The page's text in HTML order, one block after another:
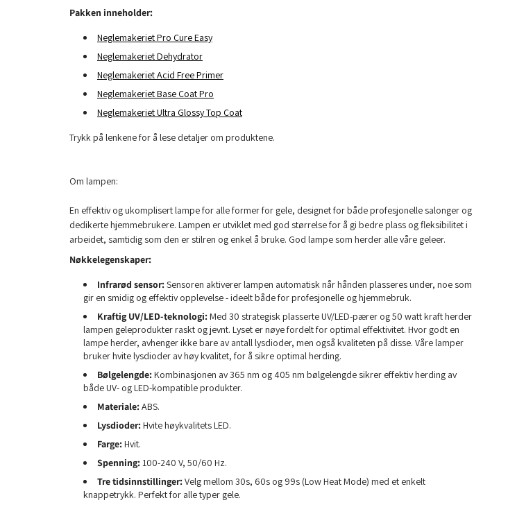
Pakken inneholder:
Neglemakeriet Pro Cure Easy
Neglemakeriet Dehydrator
Neglemakeriet Acid Free Primer
Neglemakeriet Base Coat Pro
Neglemakeriet Ultra Glossy Top Coat
Trykk på lenkene for å lese detaljer om produktene.
Om lampen:
En effektiv og ukomplisert lampe for alle former for gele, designet for både profesjonelle salonger og
dedikerte hjemmebrukere. Lampen er utviklet med god størrelse for å gi bedre plass og fleksibilitet i
arbeidet, samtidig som den er stilren og enkel å bruke. God lampe som herder alle våre geleer.
Nøkkelegenskaper:
Infrarød sensor:Sensoren aktiverer lampen automatisk når hånden plasseres under, noe som
gir en smidig og effektiv opplevelse - ideelt både for profesjonelle og hjemmebruk.
Kraftig UV/LED-teknologi:Med 30 strategisk plasserte UV/LED-pærer og 50 watt kraft herder
lampen geleprodukter raskt og jevnt. Lyset er nøye fordelt for optimal effektivitet. Hvor godt en
lampe herder, avhenger ikke bare av antall lysdioder, men også kvaliteten på disse. Våre lamper
bruker hvite lysdioder av høy kvalitet, for å sikre optimal herding.
Bølgelengde:Kombinasjonen av 365 nm og 405 nm bølgelengde sikrer effektiv herding av
både UV- og LED-kompatible produkter.
Materiale:ABS.
Lysdioder:Hvite høykvalitets LED.
Farge:Hvit.
Spenning:100-240 V, 50/60 Hz.
Tre tidsinnstillinger:Velg mellom 30s, 60s og 99s (Low Heat Mode) med et enkelt
knappetrykk. Perfekt for alle typer gele.